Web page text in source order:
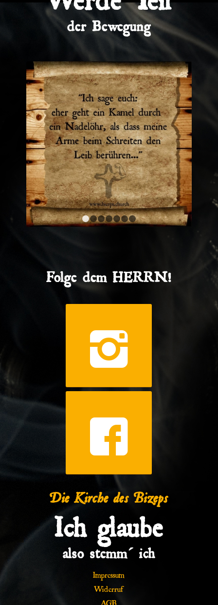
der Bewegung
2 3 4 5 6 7
Folge dem HERRN!
Die Kirche des Bizeps
Ich glaube
also stemm´ ich
Impressum
Widerruf
AGB